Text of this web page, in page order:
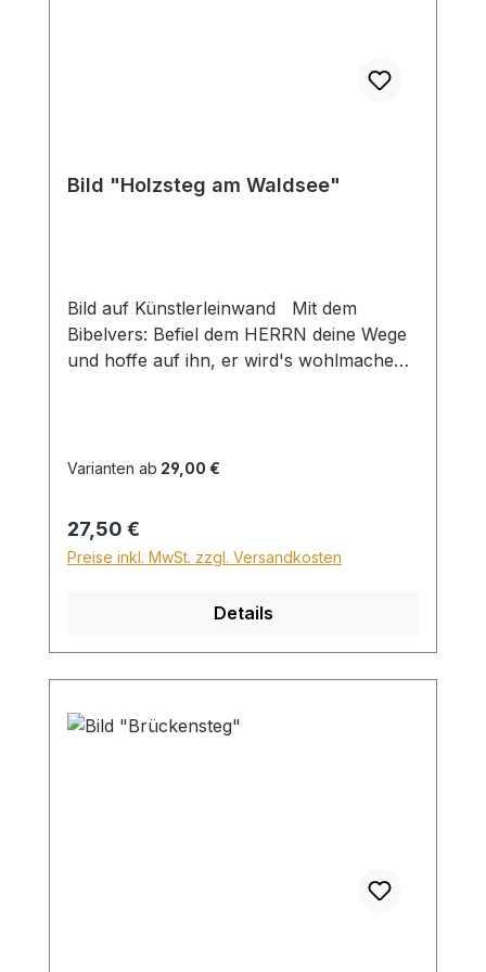
Bild "Holzsteg am Waldsee"
Bild auf Künstlerleinwand Mit dem
Bibelvers: Befiel dem HERRN deine Wege
und hoffe auf ihn, er wird's wohlmachen
Deutschlands ein Zuschlag für Sperrgut in
Versand ins Ausland beträgt der
Sperrgutzuschlag 30€.
Varianten ab 29,00 €
Regulärer Preis:
27,50 €
Preise inkl. MwSt. zzgl. Versandkosten
Details